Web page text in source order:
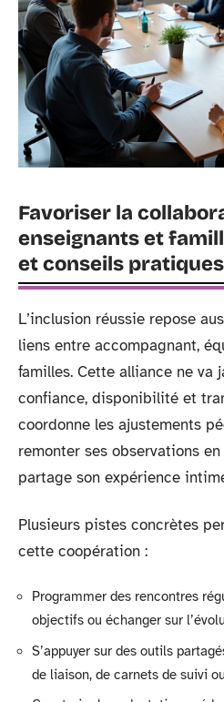
Favoriser la
enseignants et
et conseils pratiques
L’inclusion réussie repose
liens entre accompagnant,
familles. Cette alliance ne va
confiance, disponibilité et
coordonne les ajustements
remonter ses observations
partage son expérience
Plusieurs pistes concrètes
cette coopération :
Programmer des rencontres
objectifs ou échanger sur
S’appuyer sur des outils
de liaison, de carnets de suivi